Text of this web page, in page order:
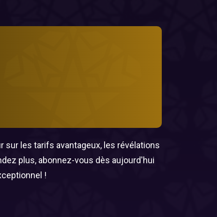
les tarifs avantageux, les révélations
plus, abonnez-vous dès aujourd'hui
!